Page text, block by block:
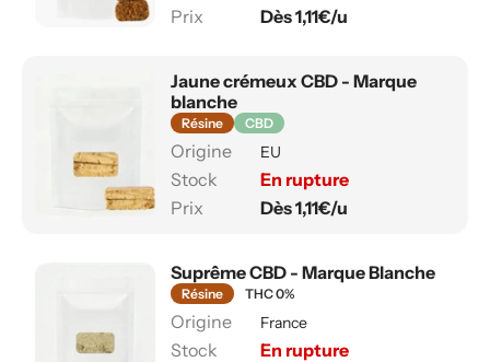
Dès 1,11€/u
Jaune crémeux CBD - Marque
blanche
Résine CBD
EU
En rupture
Dès 1,11€/u
Suprême CBD - Marque Blanche
Résine THC 0%
France
En rupture